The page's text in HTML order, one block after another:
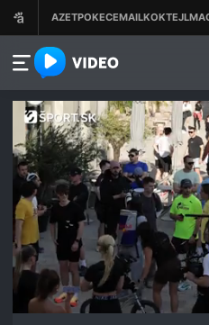
azet.video.sk